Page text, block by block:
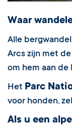
Waar
Alle
Arcs zijn met
om hem aan de
Het Parc
voor honden,
Als u een